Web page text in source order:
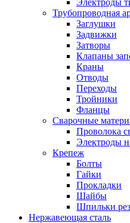
Электроды
Трубопроводная
Заглушки
Задвижки
Затворы
Клапаны
Краны
Отводы
Переходы
Тройники
Фланцы
Сварочные
Проволока
Электроды
Крепеж
Болты
Гайки
Прокладки
Шайбы
Шпильки
Нержавеющая сталь